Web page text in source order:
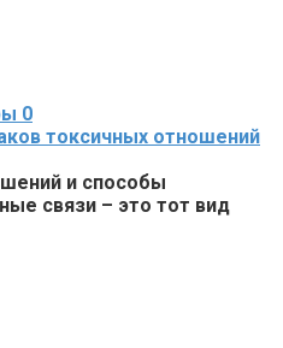
0
токсичных отношений
и способы
связи – это тот вид